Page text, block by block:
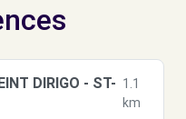
DIRIGO - ST- 1.1
km